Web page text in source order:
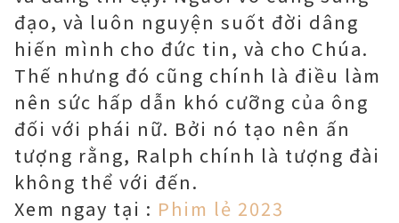
đạo, và luôn nguyện suốt đời dâng
hiến mình cho đức tin, và cho Chúa.
Thế nhưng đó cũng chính là điều làm
nên sức hấp dẫn khó cưỡng của ông
đối với phái nữ. Bởi nó tạo nên ấn
tượng rằng, Ralph chính là tượng đài
không thể với đến.
Xem ngay tại : Phim lẻ 2023